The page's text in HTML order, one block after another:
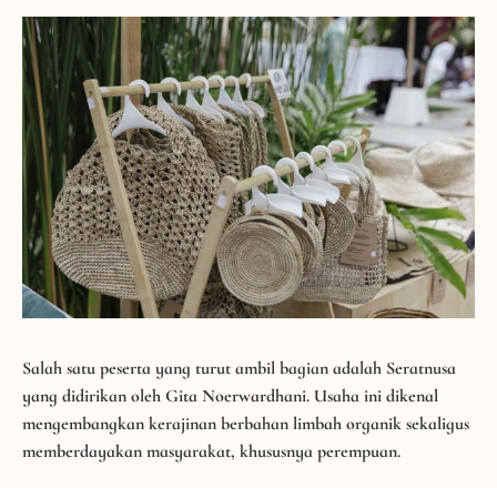
Salah satu peserta yang turut ambil bagian adalah Seratnusa
yang didirikan oleh Gita Noerwardhani. Usaha ini dikenal
mengembangkan kerajinan berbahan limbah organik sekaligus